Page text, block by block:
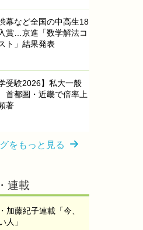
幕など全国の中高生18
賞…京進「数学解法コ
ト」結果発表
受験2026】私大一般
首都圏・近畿で倍率上
著
をもっと見る
連載
加藤紀子連載「今、
人」